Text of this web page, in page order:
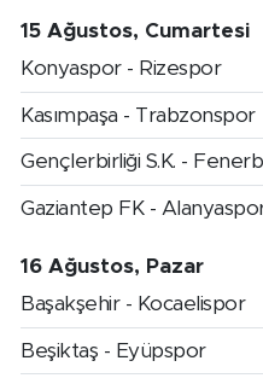
15 Ağustos, Cumartesi
Konyaspor - Rizespor
Kasımpaşa - Trabzonspor
Gençlerbirliği S.K. -
Gaziantep FK -
16 Ağustos, Pazar
Başakşehir - Kocaelispor
Beşiktaş - Eyüpspor